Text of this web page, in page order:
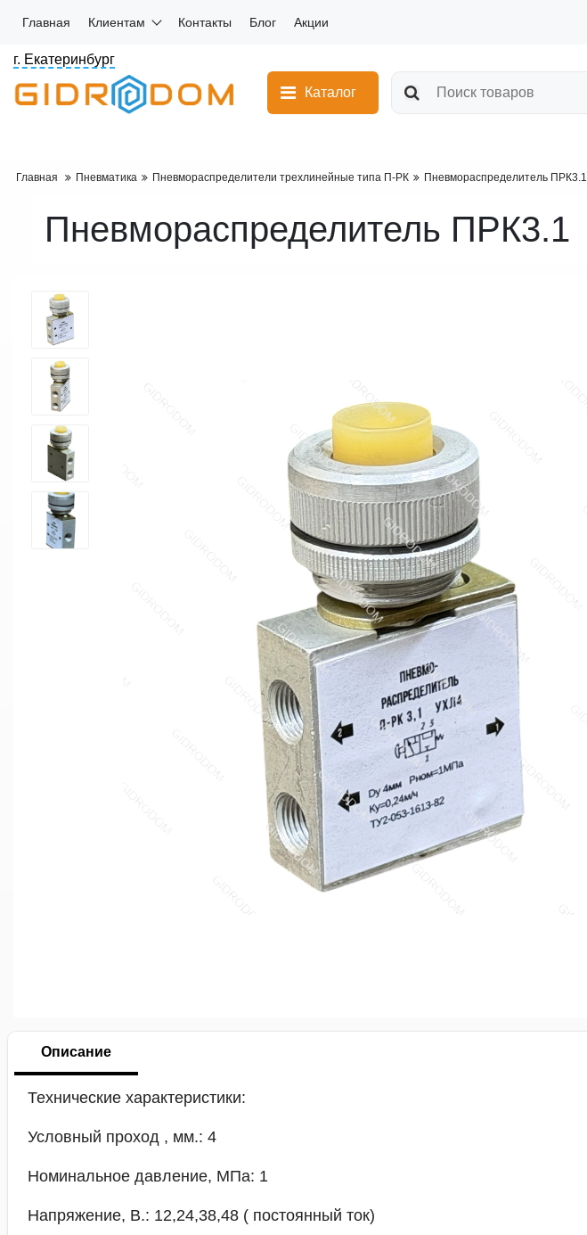
Главная Клиентам Контакты Блог Акции
г. Екатеринбург
Каталог
Главная Пневматика Пневмораспределители трехлинейные типа П-РК Пневмораспределитель ПРК3.1
Пневмораспределитель ПРК3.1
Описание
Технические характеристики:
Условный проход , мм.: 4
Номинальное давление, МПа: 1
Напряжение, В.: 12,24,38,48 ( постоянный ток)